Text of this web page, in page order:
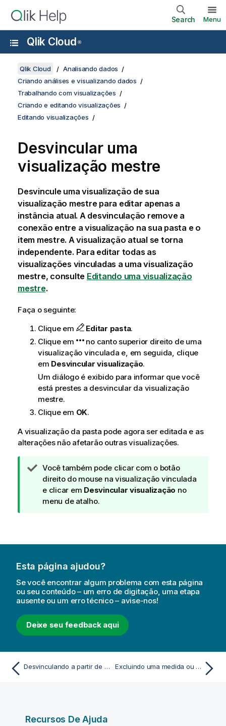
Search Menu
Qlik Cloud ®
Qlik Cloud
Analisando dados
Criando análises e visualizando dados
Trabalhando com visualizações
Criando e editando visualizações
Editando visualizações
Desvincular uma
visualização mestre
Desvincule uma visualização de sua
visualização mestre para editar apenas a
instância atual. A desvinculação remove a
conexão entre a visualização na sua pasta e o
item mestre. A visualização atual se torna
independente. Para editar todas as
visualizações vinculadas a uma visualização
mestre, consulte Editando uma visualização
mestre.
Faça o seguinte:
Clique em
Editar pasta.
Clique em
no canto superior direito de uma
visualização vinculada e, em seguida, clique
em Desvincular visualização.
Um diálogo é exibido para informar que você
está prestes a desvincular da visualização
mestre.
Clique em OK.
A visualização da pasta pode agora ser editada e as
alterações não afetarão outras visualizações.
N
o
t
a
i
a
Você também pode clicar com o botão
direito do mouse na visualização vinculada
e clicar em Desvincular visualização no
menu de atalho.
Esta página ajudou?
Se você encontrar algum problema com esta página
ou seu conteúdo – um erro de digitação, uma etapa
ausente ou um erro técnico – avise-nos!
Deixe seu feedback aqui
Desvinculando a partir de um item mestre Excluindo uma medida ou dimensão mestre
Recursos De Ajuda